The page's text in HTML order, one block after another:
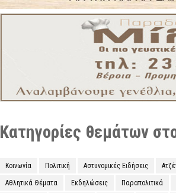
Κατηγορίες θεμάτων
Κοινωνία Πολιτική Αστυνομικές Ειδήσεις
Αθλητικά Θέματα Εκδηλώσεις Παραπολιτικά